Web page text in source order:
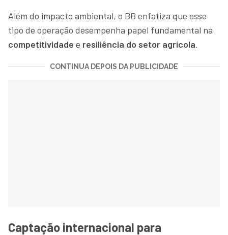
Além do impacto ambiental, o BB enfatiza que esse
tipo de operação desempenha papel fundamental na
competitividade e resiliência do setor agrícola.
CONTINUA DEPOIS DA PUBLICIDADE
Captação internacional para